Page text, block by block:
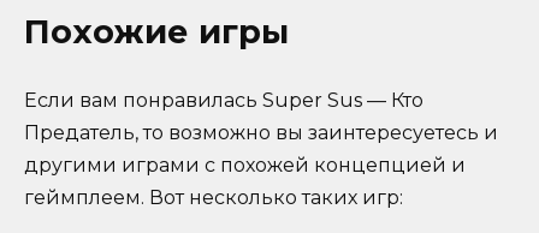
Похожие игры
Если вам понравилась Super Sus — Кто
Предатель, то возможно вы заинтересуетесь и
другими играми с похожей концепцией и
геймплеем. Вот несколько таких игр: